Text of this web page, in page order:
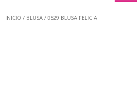
INICIO / BLUSA / 0529 BLUSA FELICIA